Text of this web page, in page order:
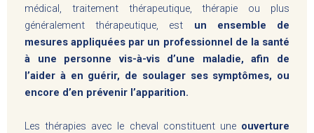
médical, traitement thérapeutique, thérapie ou plus
généralement thérapeutique, est un ensemble de
mesures appliquées par un professionnel de la santé
à une personne vis-à-vis d’une maladie, afin de
l’aider à en guérir, de soulager ses symptômes, ou
encore d’en prévenir l’apparition.
Les thérapies avec le cheval constituent une ouverture